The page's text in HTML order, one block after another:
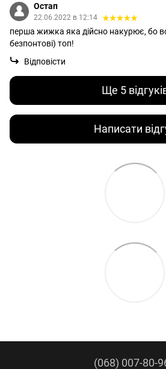
Остап
22.06.2022 в 12:14
перша жижка яка дійсно накурює, бо
безпонтові) топ!
Відповісти
Ще 5
Написати
(068) 007-80-